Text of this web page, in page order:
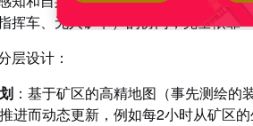
挥车、无人矿卡）的协同，完全依靠
层设计：
：基于矿区的高精地图（事先测绘
进而动态更新，例如每2小时从矿区的